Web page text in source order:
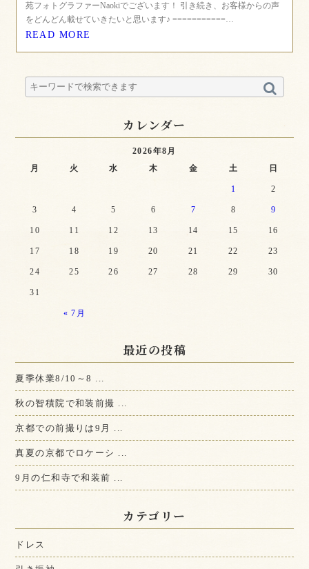
苑フォトグラファーNaokiでございます！ 引き続き、お客様からの声
をどんどん載せていきたいと思います♪ ===========…
READ MORE
カレンダー
2026年8月
月
火 水 木 金 土 日
« 7月
1 2
3 4 5 6 7 8 9
10 11 12 13 14 15 16
17 18 19 20 21 22 23
24 25 26 27 28 29 30
31
最近の投稿
夏季休業8/10～8 ...
秋の智積院で和装前撮 ...
京都での前撮りは9月 ...
真夏の京都でロケーシ ...
9月の仁和寺で和装前 ...
カテゴリー
ドレス